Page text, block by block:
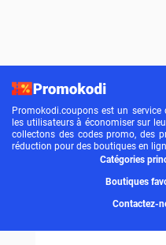
Promokodi.coupons est un
les utilisateurs à économiser sur
collectons des codes promo, des
réduction pour des boutiques en
Catégories
Boutiques
Contactez-